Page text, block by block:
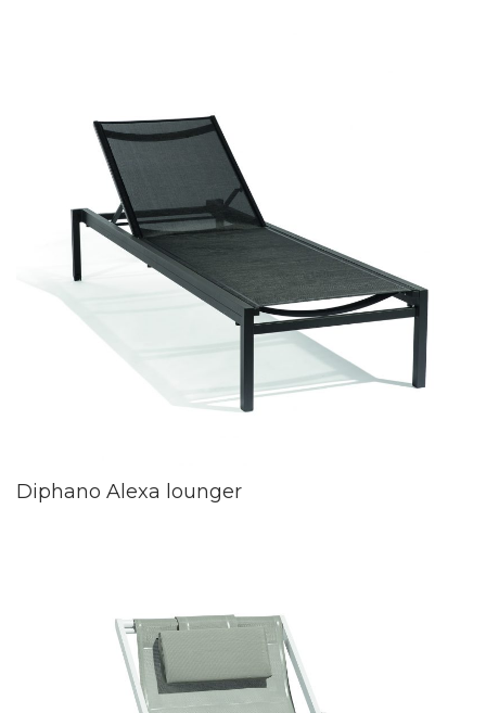
Diphano Alexa lounger